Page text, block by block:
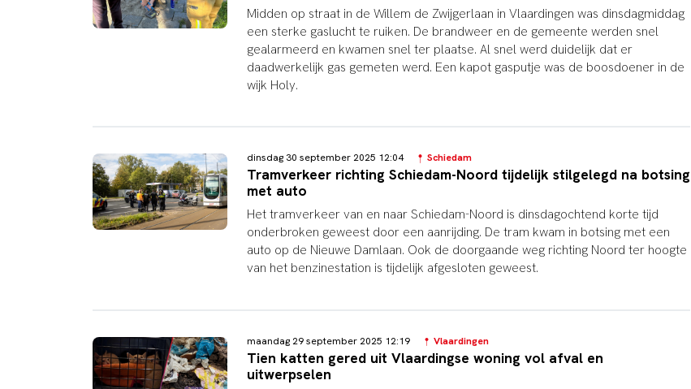
Midden op straat in de Willem de Zwijgerlaan in Vlaardingen was dinsdagmiddag
een sterke gaslucht te ruiken. De brandweer en de gemeente werden snel
gealarmeerd en kwamen snel ter plaatse. Al snel werd duidelijk dat er
daadwerkelijk gas gemeten werd. Een kapot gasputje was de boosdoener in de
wijk Holy.
dinsdag 30 september 2025 12:04 Schiedam
Tramverkeer richting Schiedam-Noord tijdelijk stilgelegd na botsing
met auto
Het tramverkeer van en naar Schiedam-Noord is dinsdagochtend korte tijd
onderbroken geweest door een aanrijding. De tram kwam in botsing met een
auto op de Nieuwe Damlaan. Ook de doorgaande weg richting Noord ter hoogte
van het benzinestation is tijdelijk afgesloten geweest.
maandag 29 september 2025 12:19 Vlaardingen
Tien katten gered uit Vlaardingse woning vol afval en
uitwerpselen